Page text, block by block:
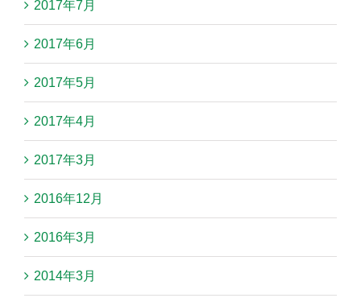
2017年7月
2017年6月
2017年5月
2017年4月
2017年3月
2016年12月
2016年3月
2014年3月